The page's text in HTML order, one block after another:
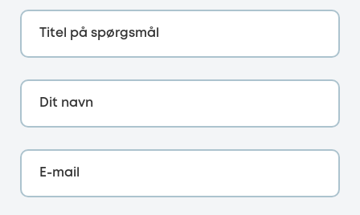
Titel på spørgsmål
Dit navn
E-mail